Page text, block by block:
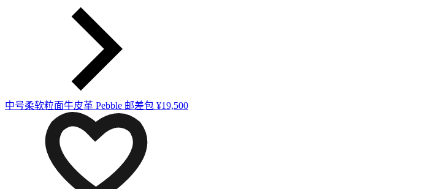
中号柔软粒面牛皮革 Pebble 邮差包 ¥19,500